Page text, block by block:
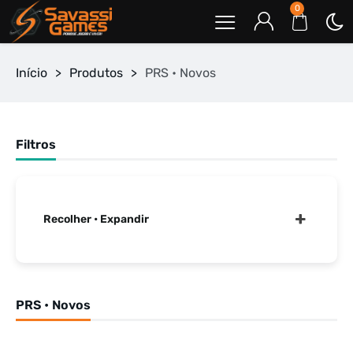
0
Início > Produtos > PRS • Novos
PRS • Novos
Filtros
Recolher • Expandir